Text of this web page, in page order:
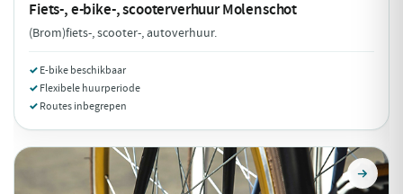
Fiets-, e-bike-, scooterverhuurMolenschot
(Brom)fiets-, scooter-, autoverhuur.
E-bike beschikbaar
Flexibele huurperiode
Routes inbegrepen